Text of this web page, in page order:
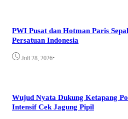
PWI Pusat dan Hotman Paris
Persatuan Indonesia
Juli 28, 2026•
Wujud Nyata Dukung Ketapang
Intensif Cek Jagung Pipil